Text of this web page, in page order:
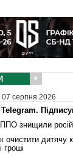
07 серпня 2026
знищили
очистити дитячу
гроші